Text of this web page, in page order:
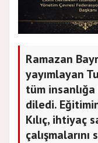
Ramazan
yayımlayan
tüm
diledi.
Kılıç, ihtiyaç